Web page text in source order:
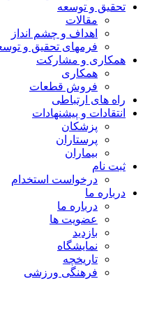
تحقيق و توسعه
مقالات
اهداف و چشم انداز
فرمهای تحقیق و
همکاری و مشارکت
همکاری
فروش قطعات
راه های ارتباطی
انتقادات و پيشنهادات
پزشكان
پرستاران
بيماران
ثبت نام
درخواست استخدام
درباره ما
درباره ما
عضویت ها
بازدید
نمایشگاه
تاريخچه
فرهنگی ورزشی